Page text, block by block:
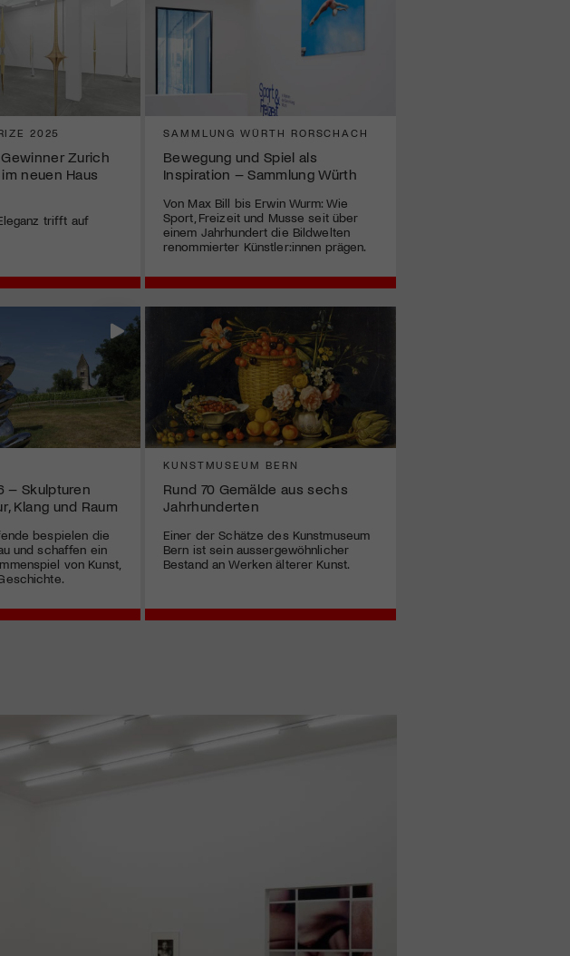
2025
Zurich
neuen Haus
trifft auf
SAMMLUNG WÜRTH RORSCHACH
Bewegung und Spiel als
Inspiration – Sammlung Würth
Von Max Bill bis Erwin Wurm: Wie
Sport, Freizeit und Musse seit über
einem Jahrhundert die Bildwelten
renommierter Künstler:innen prägen.
– Skulpturen
Klang und Raum
bespielen die
und schaffen ein
von Kunst,
KUNSTMUSEUM BERN
Rund 70 Gemälde aus sechs
Jahrhunderten
Einer der Schätze des Kunstmuseum
Bern ist sein aussergewöhnlicher
Bestand an Werken älterer Kunst.